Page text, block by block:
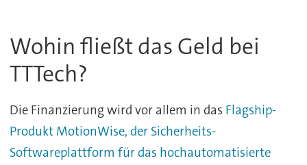
Wohin fließt das Geld bei
TTTech?
Die Finanzierung wird vor allem in das Flagship-
Produkt MotionWise, der Sicherheits-
Softwareplattform für das hochautomatisierte